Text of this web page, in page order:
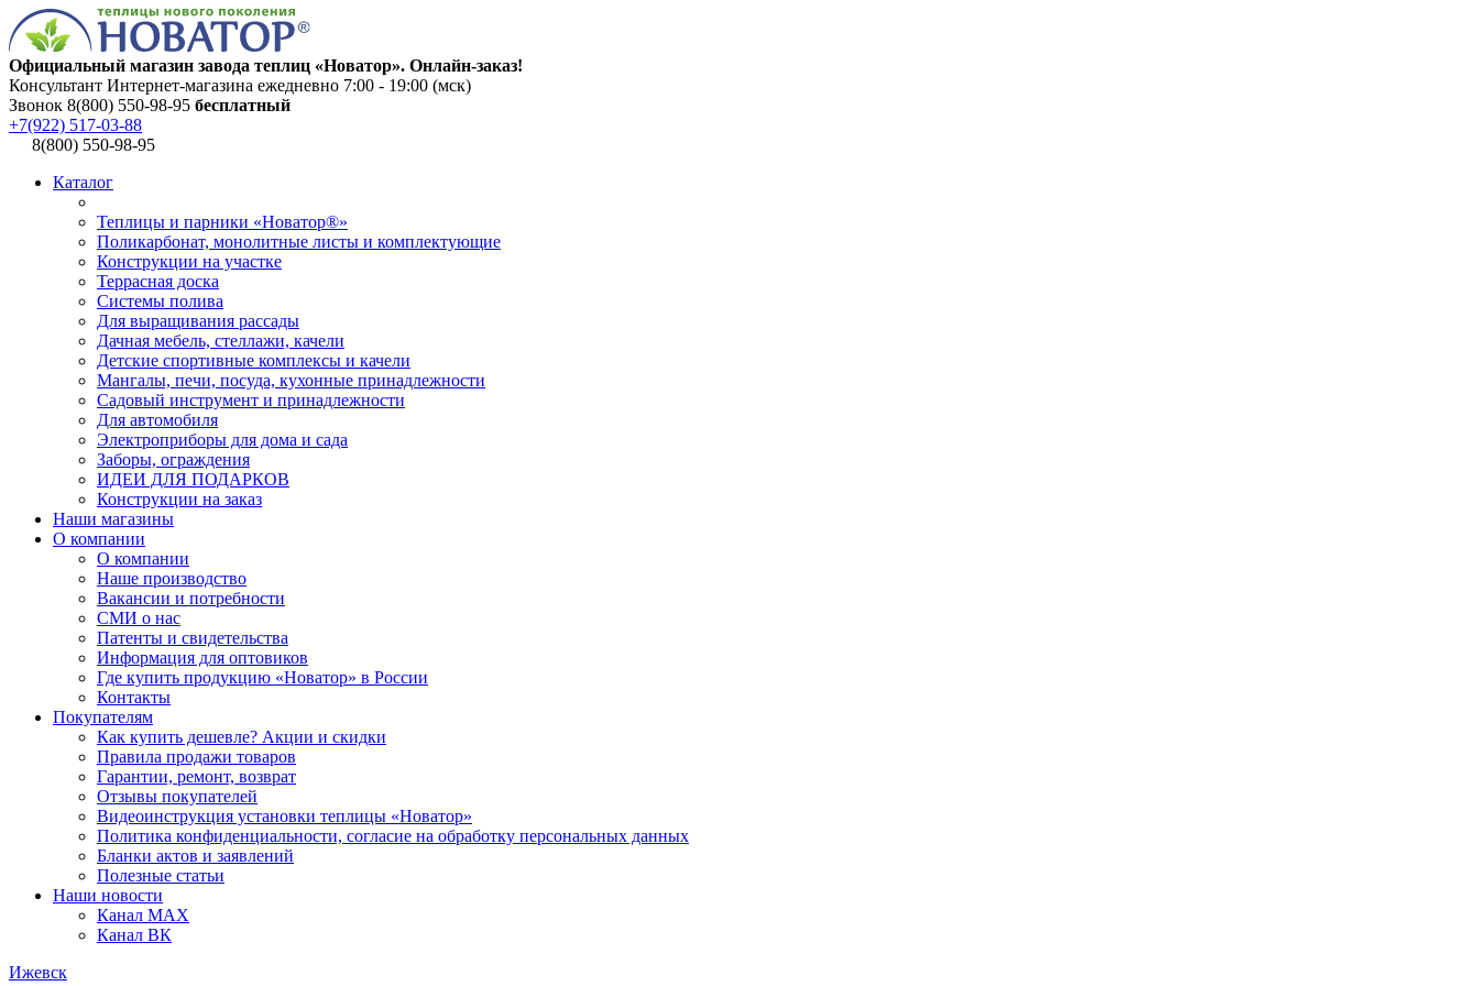
Официальный магазин завода теплиц «Новатор». Онлайн-заказ!
Консультант Интернет-магазина ежедневно 7:00 - 19:00 (мск)
Звонок 8(800) 550-98-95 бесплатный
+7(922) 517-03-88
8(800) 550-98-95
Каталог
Теплицы и парники «Новатор®»
Поликарбонат, монолитные листы и комплектующие
Конструкции на участке
Террасная доска
Системы полива
Для выращивания рассады
Дачная мебель, стеллажи, качели
Детские спортивные комплексы и качели
Мангалы, печи, посуда, кухонные принадлежности
Садовый инструмент и принадлежности
Для автомобиля
Электроприборы для дома и сада
Заборы, ограждения
ИДЕИ ДЛЯ ПОДАРКОВ
Конструкции на заказ
Наши магазины
О компании
О компании
Наше производство
Вакансии и потребности
СМИ о нас
Патенты и свидетельства
Информация для оптовиков
Где купить продукцию «Новатор» в России
Контакты
Покупателям
Как купить дешевле? Акции и скидки
Правила продажи товаров
Гарантии, ремонт, возврат
Отзывы покупателей
Видеоинструкция установки теплицы «Новатор»
Политика конфиденциальности, согласие на обработку персональных данных
Бланки актов и заявлений
Полезные статьи
Наши новости
Канал MAX
Канал ВК
Ижевск